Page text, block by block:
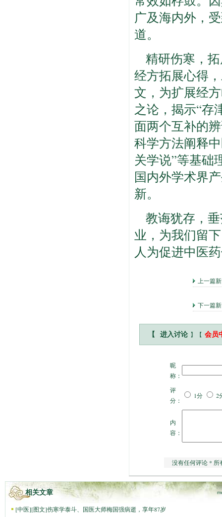
广及海内外，
道。
精研伤寒，
经方拓展心得
文，为扩展经
之论，揭示“存
面两个互补的
科学方法阐释
关学说”等基础
国内外学术界
新。
教诲犹存，
业，为我们留
人为促进中医
上一篇
下一篇
【 进入讨论 】【 会员
昵
称：
评
分：
1分 2
内
容：
没有任何评论 * 所
相关文章
[中医][图文]伤寒学泰斗、国医大师梅国强病逝，享年87岁